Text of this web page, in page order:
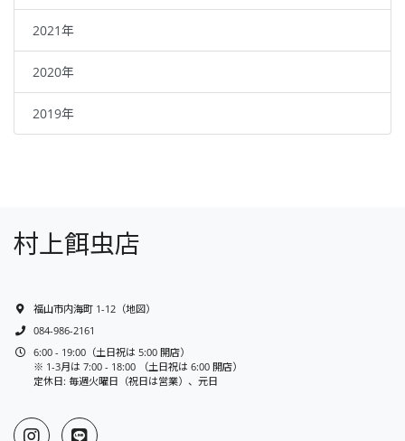
2021年
2020年
2019年
村上餌虫店
福山市内海町 1-12 （地図）
084-986-2161
6:00 - 19:00（土日祝は 5:00 開店）
※ 1-3月は 7:00 - 18:00 （土日祝は 6:00 開店）
定休日: 毎週火曜日（祝日は営業）、元日